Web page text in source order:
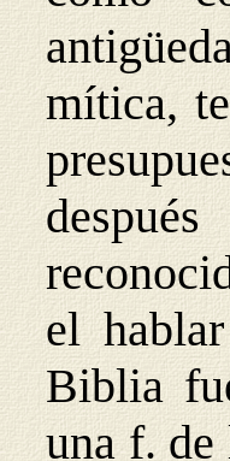
mítica,
el
Biblia
una f.